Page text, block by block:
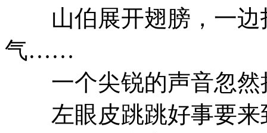
山伯展开翅膀，一边
气……
一个尖锐的声音忽
左眼皮跳跳好事要来